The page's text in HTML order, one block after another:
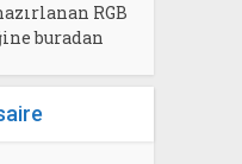
RGB
buradan